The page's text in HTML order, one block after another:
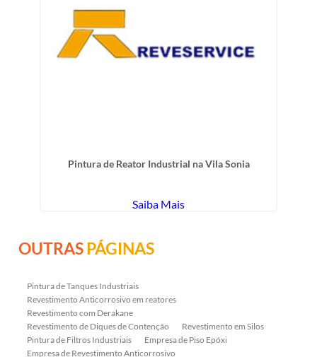
Pintura de Reator Industrial na Vila Sonia
Saiba Mais
OUTRASPÁGINAS
Pintura de Tanques Industriais
Revestimento Anticorrosivo em reatores
Revestimento com Derakane
Revestimento de Diques de Contenção
Revestimento em Silos
Pintura de Filtros Industriais
Empresa de Piso Epóxi
Empresa de Revestimento Anticorrosivo